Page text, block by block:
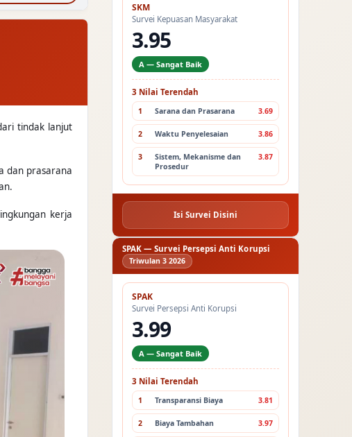
tindak lanjut
dan prasarana
kerja
SKM
Survei Kepuasan Masyarakat
3.95
A — Sangat Baik
3 Nilai Terendah
1 Sarana dan Prasarana 3.69
2 Waktu Penyelesaian 3.86
3
Sistem, Mekanisme dan
Prosedur
3.87
Isi Survei Disini
SPAK — Survei Persepsi Anti Korupsi
Triwulan 3 2026
SPAK
Survei Persepsi Anti Korupsi
3.99
A — Sangat Baik
3 Nilai Terendah
1 Transparansi Biaya 3.81
2 Biaya Tambahan 3.97